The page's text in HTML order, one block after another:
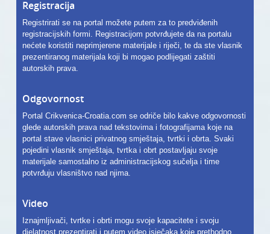
Registracija
Registrirati se na portal možete putem za to predviđenih
registracijskih formi. Registracijom potvrđujete da na portalu
nećete koristiti neprimjerene materijale i riječi, te da ste vlasnik
prezentiranog materijala koji bi mogao podlijegati zaštiti
autorskih prava.
Odgovornost
Portal Crikvenica-Croatia.com se odriče bilo kakve odgovornosti
glede autorskih prava nad tekstovima i fotografijama koje na
portal stave vlasnici privatnog smještaja, tvrtki i obrta. Svaki
pojedini vlasnik smještaja, tvrtka i obrt postavljaju svoje
materijale samostalno iz administracijskog sučelja i time
potvrđuju vlasništvo nad njima.
Video
Iznajmljivači, tvrtke i obrti mogu svoje kapacitete i svoju
djelatnost prezentirati i putem video isječaka koje prethodno